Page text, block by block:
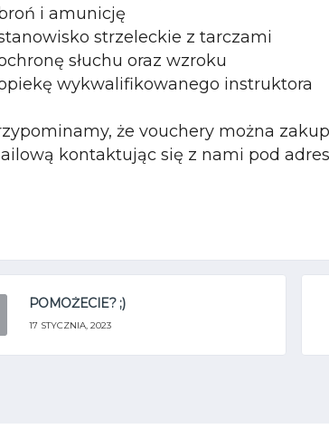
i amunicję
strzeleckie z tarczami
słuchu oraz wzroku
wykwalifikowanego instruktora
że vouchery można
kontaktując się z nami pod
POMOŻECIE? ;)
17 STYCZNIA, 2023